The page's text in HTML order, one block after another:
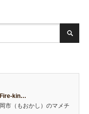
Fire-kin…
市（もおかし）のマメチ